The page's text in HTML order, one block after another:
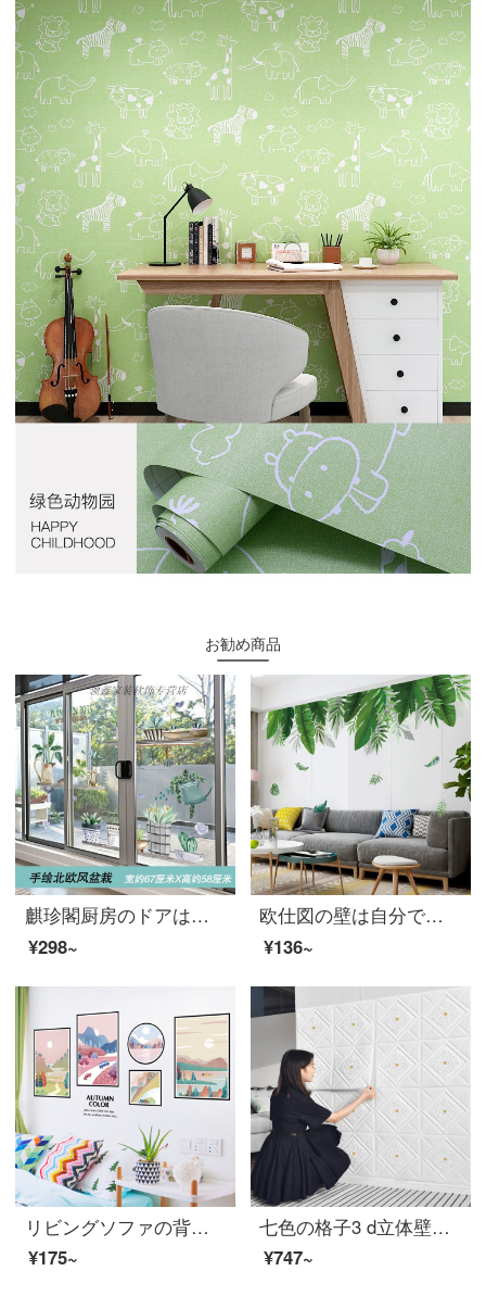
お勧め商品
麒珍閣厨房のドアは障子のガラスのシールを押します。3 D立体壁の貼る絵はリビングガラスの扉のシールを貼ります。台所は障子を押して壁を飾ります。創意的な窓の模様は北欧風の盆栽が特大です。
¥298~
欧仕図の壁は自分で海底の緑の葉の壁にくっついて小さくて清新な客間の寝室のソファーのテレビの背景を貼って壁紙のガラスのdiy壁紙の清新な緑の葉を配置します。
¥136~
リビングソファの背景に山水風景画の壁に壁紙を貼って、家庭用寝室の装飾品の壁画シールを貼り付けます。秋の色が印象的です。
¥175~
七色の格子3 d立体壁は屋上のリビングルームの天井に貼って壁紙を掛けます。壁に貼って暖かい寝室のテレビ背景の壁に貼って、自分で貼って防湿壁に貼ります。10枚の壁に貼ってください。白い70 cm*70 cmはダイヤモンドを持っていません。
¥747~